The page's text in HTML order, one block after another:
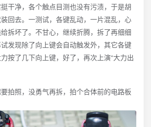
净，各个触点目测也没有污渍，于是胡
回去。一测试，各键乱动，一片混乱，心
拆坏了。不甘心，继续折腾，拆了再细细
发现除了向上键会自动触发外，其它各键
按了几下向上键，好了，再次上演“大力出
照，没勇气再拆，拍个合体前的电路板